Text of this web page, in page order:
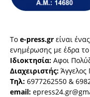
Το e-press.gr είναι
ενημέρωσης με έδρα το
Ιδιοκτησία: Αφοι
Διαχειριστής: Άγγελος
Τηλ: 6977262550 &
email: